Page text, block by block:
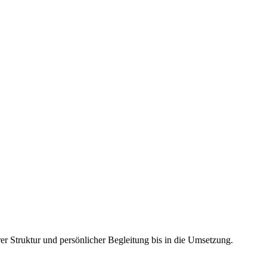
Struktur und persönlicher Begleitung bis in die Umsetzung.